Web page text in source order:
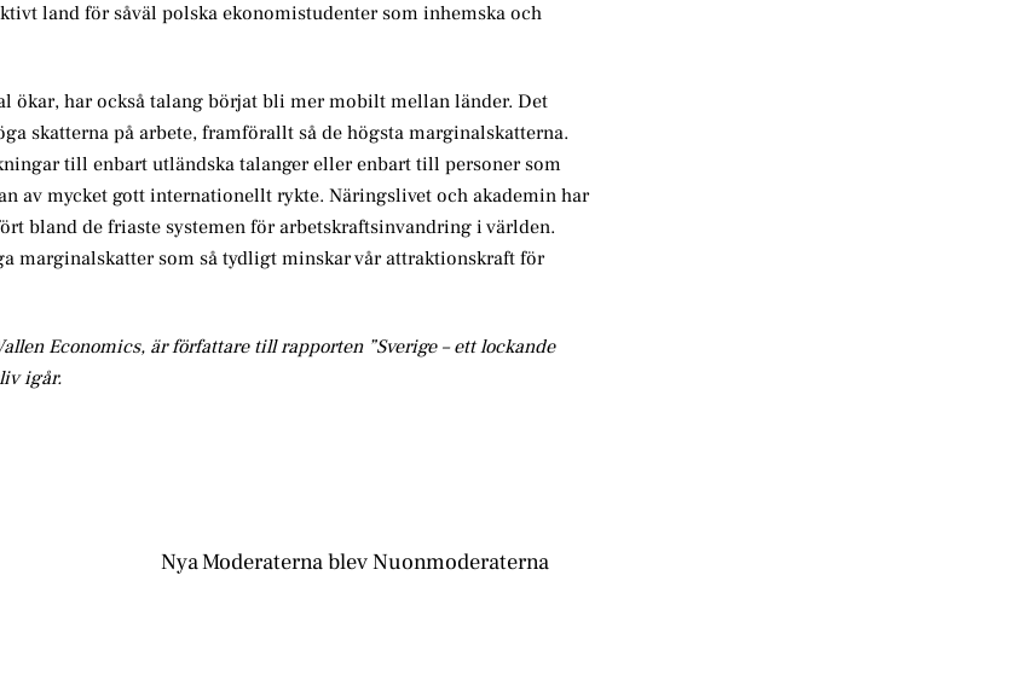
land för såväl polska ekonomistudenter som inhemska och
ökar, har också talang börjat bli mer mobilt mellan länder. Det
skatterna på arbete, framförallt så de högsta marginalskatterna.
till enbart utländska talanger eller enbart till personer som
av mycket gott internationellt rykte. Näringslivet och akademin har
bland de friaste systemen för arbetskraftsinvandring i världen.
marginalskatter som så tydligt minskar vår attraktionskraft för
Economics, är författare till rapporten ”Sverige – ett lockande
igår.
Nya Moderaterna blev Nuonmoderaterna